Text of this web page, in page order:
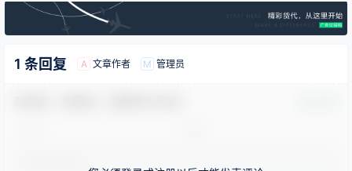
1 条回复 A 文章作者 M 管理员